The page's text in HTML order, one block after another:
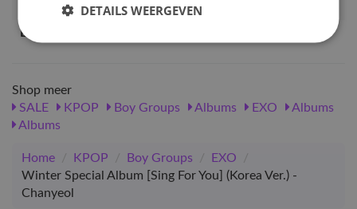
Artikelnummer
51796
EAN nummer
Shop meer
SALE
KPOP Boy Groups Albums EXO
Albums
Albums
Home / KPOP / Boy Groups / EXO
/
Winter Special Album [Sing For You] (Korea Ver.) -
Chanyeol
DETAILS WEERGEVEN